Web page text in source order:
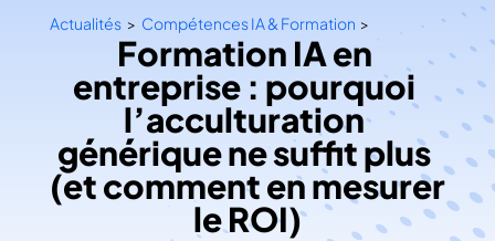
Actualités > Compétences IA & Formation >
Formation IA en
entreprise : pourquoi
l’acculturation
générique ne suffit plus
(et comment en mesurer
le ROI)